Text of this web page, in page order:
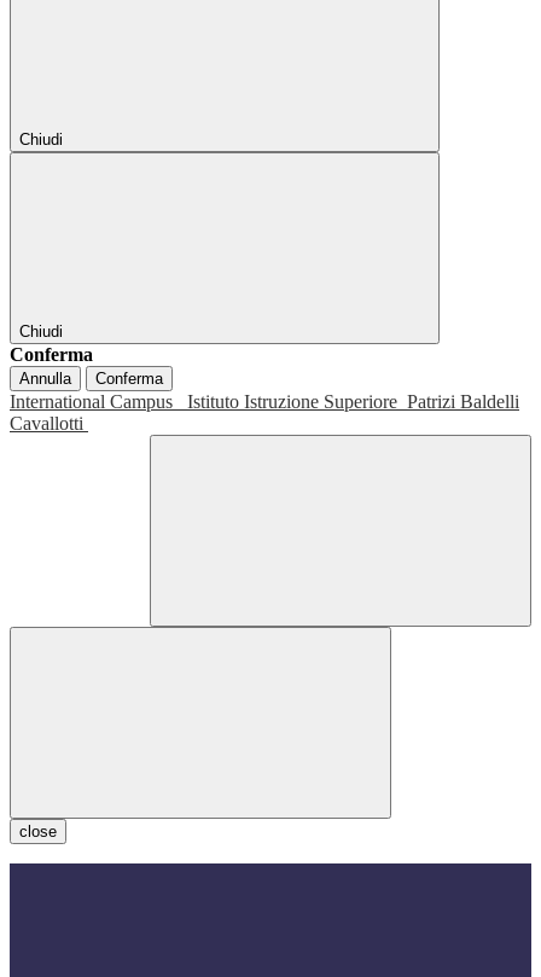
Chiudi
Chiudi
Conferma
Annulla Conferma
International Campus Istituto Istruzione Superiore Patrizi Baldelli
Cavallotti
close